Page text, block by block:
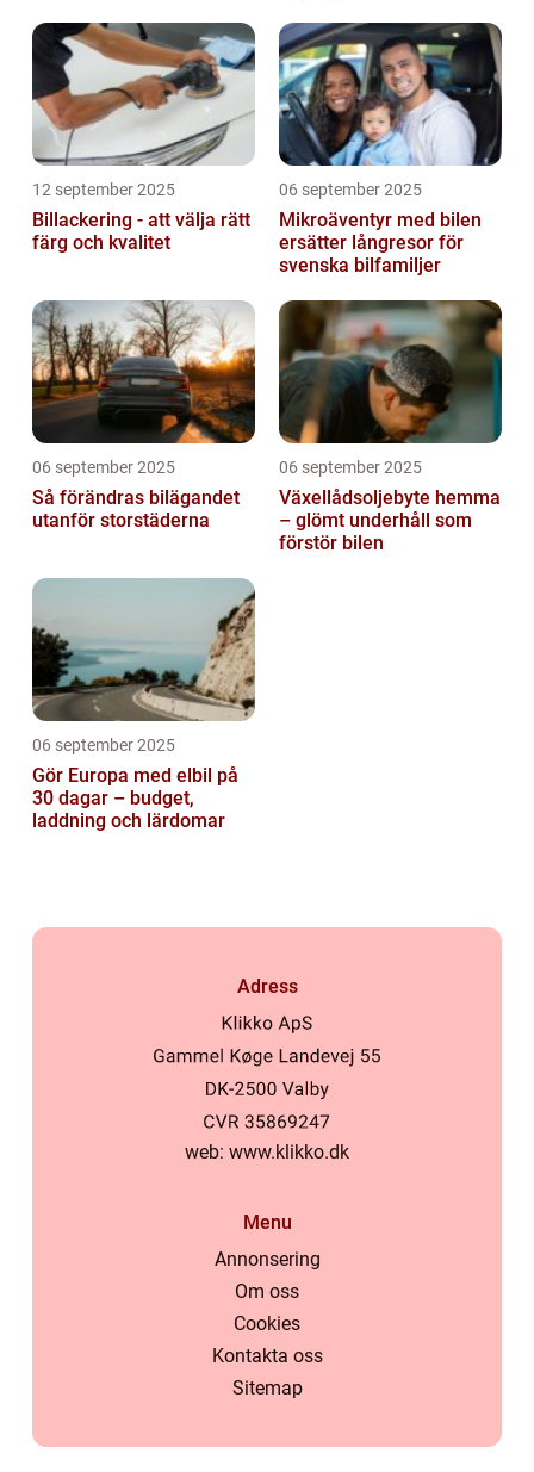
12 september 2025
Billackering - att välja rätt
färg och kvalitet
06 september 2025
Mikroäventyr med bilen
ersätter långresor för
svenska bilfamiljer
06 september 2025
Så förändras bilägandet
utanför storstäderna
06 september 2025
Växellådsoljebyte hemma
– glömt underhåll som
förstör bilen
06 september 2025
Gör Europa med elbil på
30 dagar – budget,
laddning och lärdomar
Adress
web: www.klikko.dk
Menu
Annonsering
Om oss
Cookies
Kontakta oss
Sitemap